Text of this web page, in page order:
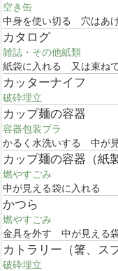
空き缶
中身を使い切る 穴はあ
カタログ
雑誌・その他紙類
紙袋に入れる 又は束ね
カッターナイフ
破砕埋立
カップ麺の容器
容器包装プラ
かるく水洗いする 中が
カップ麺の容器（紙製
燃やすごみ
中が見える袋に入れる
かつら
燃やすごみ
金具を外す 中が見える
カトラリー（箸、ス
破砕埋立